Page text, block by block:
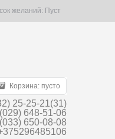
желаний: Пуст
Корзина: пусто
25-25-21(31)
648-51-06
650-08-08